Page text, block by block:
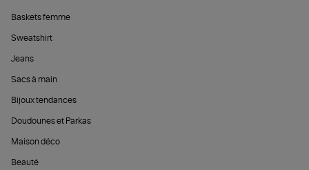
Baskets femme
Sweatshirt
Jeans
Sacs à main
Bijoux tendances
Doudounes et Parkas
Maison déco
Beauté